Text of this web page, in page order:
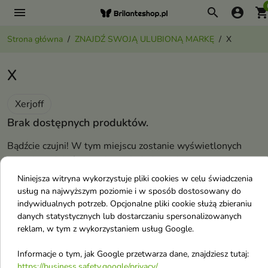
menu search account_circle
Strona główna ZNAJDŹ SWOJĄ ULUBIONĄ MARKĘ X
Xerjoff
X
Xerjoff
Brak dostępnych produktów.
Bądźcie czujni! W tym miejscu zostanie wyświetlonych
więcej produktów w miarę ich dodawania.
Niniejsza witryna wykorzystuje pliki cookies w celu świadczenia
usług na najwyższym poziomie i w sposób dostosowany do
indywidualnych potrzeb. Opcjonalne pliki cookie służą zbieraniu
danych statystycznych lub dostarczaniu spersonalizowanych
reklam, w tym z wykorzystaniem usług Google.
Informacje o tym, jak Google przetwarza dane, znajdziesz tutaj: